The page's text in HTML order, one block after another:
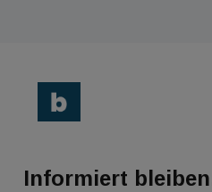
Informiert